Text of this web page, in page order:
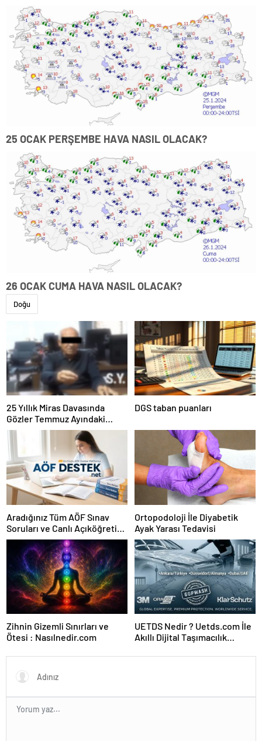
25 OCAK PERŞEMBE HAVA NASIL OLACAK?
26 OCAK CUMA HAVA NASIL OLACAK?
Doğu
25 Yıllık Miras Davasında
Gözler Temmuz Ayındaki
Karar Duruşmasına Çevrildi
DGS taban puanları
Aradığınız Tüm AÖF Sınav
Soruları ve Canlı Açıköğretim
Forumu Burada
Ortopodoloji İle Diyabetik
Ayak Yarası Tedavisi
Zihnin Gizemli Sınırları ve
Ötesi : Nasılnedir.com
UETDS Nedir ? Uetds.com İle
Akıllı Dijital Taşımacılık